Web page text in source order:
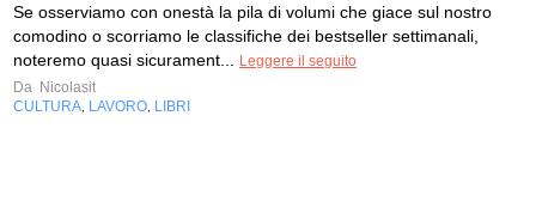
Se osserviamo con onestà la pila di volumi che giace sul nostro
comodino o scorriamo le classifiche dei bestseller settimanali,
noteremo quasi sicurament...
Leggere il seguito
Da Nicolasit
CULTURA LAVORO LIBRI